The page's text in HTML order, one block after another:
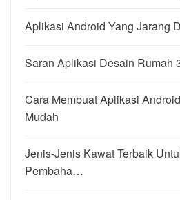
Aplikasi Android Yang Jarang
Saran Aplikasi Desain Rumah
Cara Membuat Aplikasi
Mudah
Jenis-Jenis Kawat Terbaik
Pembaha…